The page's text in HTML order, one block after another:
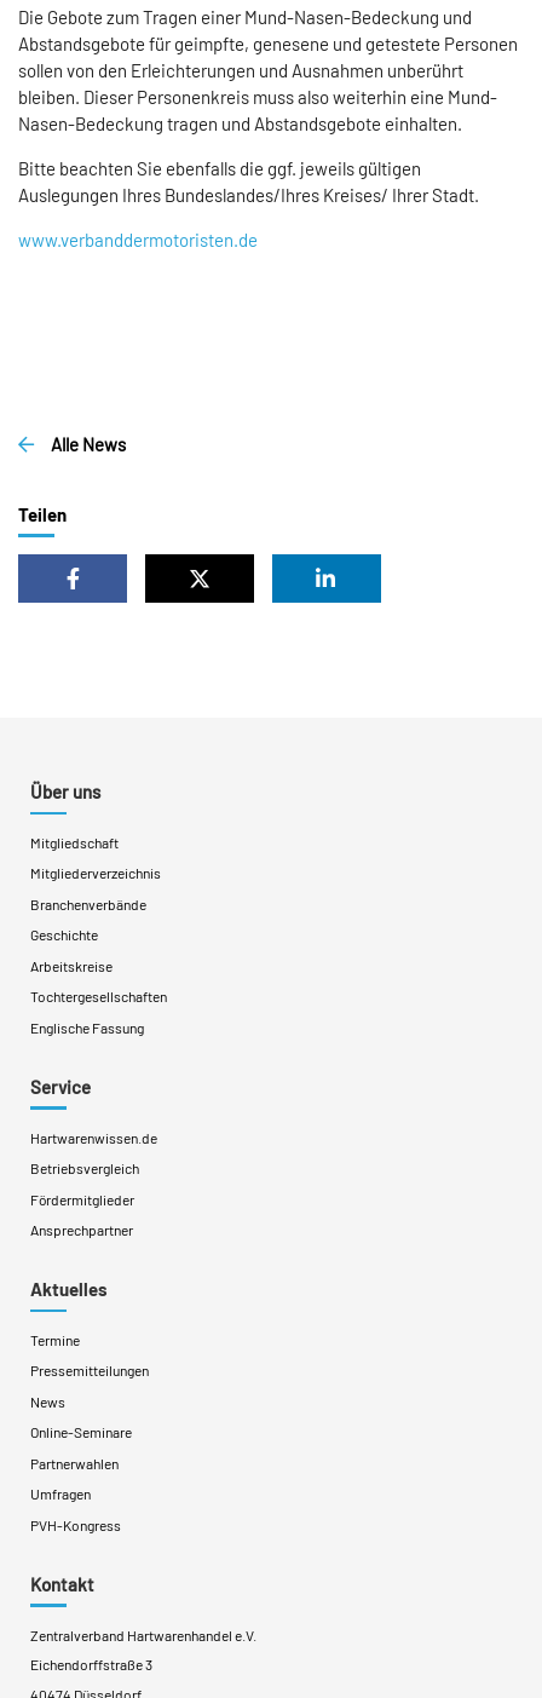
Die Gebote zum Tragen einer Mund-Nasen-Bedeckung und
Abstandsgebote für geimpfte, genesene und getestete Personen
sollen von den Erleichterungen und Ausnahmen unberührt
bleiben. Dieser Personenkreis muss also weiterhin eine Mund-
Nasen-Bedeckung tragen und Abstandsgebote einhalten.
Bitte beachten Sie ebenfalls die ggf. jeweils gültigen
Auslegungen Ihres Bundeslandes/Ihres Kreises/ Ihrer Stadt.
www.verbanddermotoristen.de
Alle News
Teilen
Über uns
Mitgliedschaft
Mitgliederverzeichnis
Branchenverbände
Geschichte
Arbeitskreise
Tochtergesellschaften
Englische Fassung
Service
Hartwarenwissen.de
Betriebsvergleich
Fördermitglieder
Ansprechpartner
Aktuelles
Termine
Pressemitteilungen
News
Online-Seminare
Partnerwahlen
Umfragen
PVH-Kongress
Kontakt
Zentralverband Hartwarenhandel e.V.
Eichendorffstraße 3
40474 Düsseldorf